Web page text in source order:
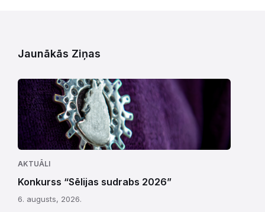
Jaunākās Ziņas
AKTUĀLI
Konkurss “Sēlijas sudrabs 2026”
6. augusts, 2026.